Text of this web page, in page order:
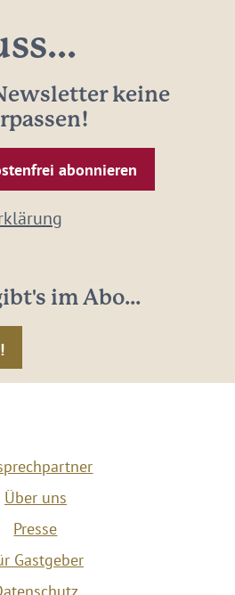
keine
im Abo...
Über uns
Presse
Gastgeber